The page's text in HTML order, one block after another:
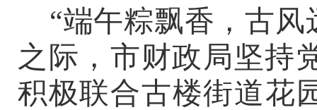
“端午粽飘香，古
之际，市财政局坚持
积极联合古楼街道花